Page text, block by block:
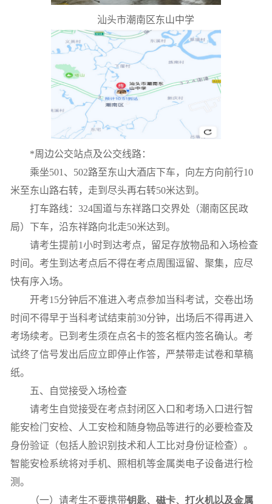
汕头市潮南区东山中学
*周边公交站点及公交线路：
乘坐501 、 502路至东山大酒店下车，向左方向前行10
米至东山路右转，走到尽头再右转50米达到。
打车路线： 324国道与东祥路口交界处（潮南区民政
局）下车，沿东祥路向北走50米达到。
请考生提前1小时到达考点，留足存放物品和入场检查
时间。考生到达考点后不得在考点周围逗留、聚集，应尽
快有序入场。
开考15分钟后不准进入考点参加当科考试，交卷出场
时间不得早于当科考试结束前30分钟，出场后不得再进入
考场续考。已到考生须在点名卡的签名框内签名确认。考
试终了信号发出后应立即停止作答，严禁带走试卷和草稿
纸。
五、自觉接受入场检查
请考生自觉接受在考点封闭区入口和考场入口进行智
能安检门安检、人工安检和随身物品等进行的必要检查及
身份验证（包括人脸识别技术和人工比对身份证检查）。
智能安检系统将对手机、照相机等金属类电子设备进行检
测。
（一）请考生不要携带钥匙、磁卡、打火机以及金属